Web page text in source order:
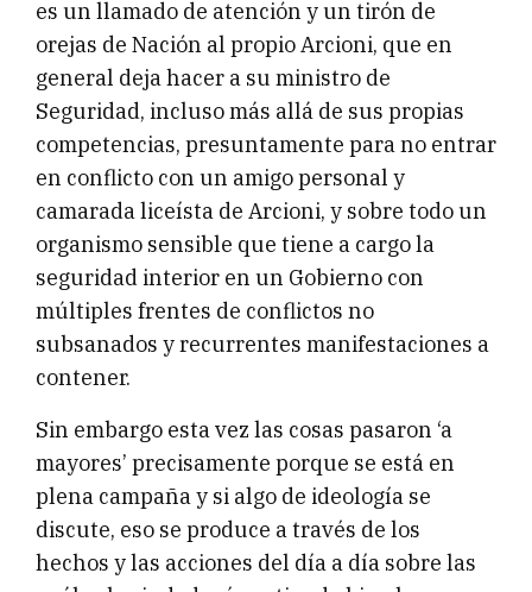
es un llamado de atención y un tirón de
orejas de Nación al propio Arcioni, que en
general deja hacer a su ministro de
Seguridad, incluso más allá de sus propias
competencias, presuntamente para no entrar
en conflicto con un amigo personal y
camarada liceísta de Arcioni, y sobre todo un
organismo sensible que tiene a cargo la
seguridad interior en un Gobierno con
múltiples frentes de conflictos no
subsanados y recurrentes manifestaciones a
contener.
Sin embargo esta vez las cosas pasaron ‘a
mayores’ precisamente porque se está en
plena campaña y si algo de ideología se
discute, eso se produce a través de los
hechos y las acciones del día a día sobre las